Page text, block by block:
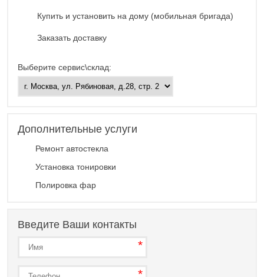
Купить и установить на дому (мобильная бригада)
Заказать доставку
Выберите сервис\склад:
Дополнительные услуги
Ремонт автостекла
Установка тонировки
Полировка фар
Введите Ваши контакты